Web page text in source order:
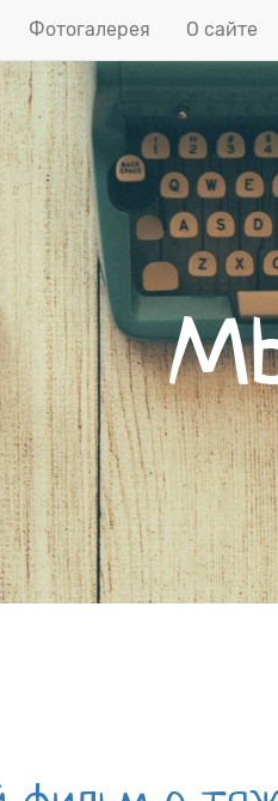
Фотогалерея О сайте